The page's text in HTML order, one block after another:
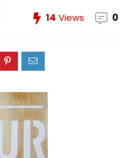
14 Views 0